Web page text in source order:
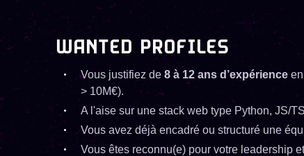
WANTED PROFILES
Vous justifiez de 8 à 12 ans d’expérienceen
> 10M€).
A l'aise sur une stack web type Python, JS/
Vous avez déjà encadré ou structuré une
Vous êtes reconnu(e) pour votre leadership